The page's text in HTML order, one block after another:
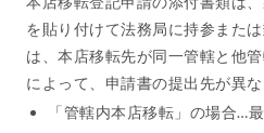
を貼り付けて法務局に持参また
は、本店移転先が同一管轄と他
によって、申請書の提出先が異な
「管轄内本店移転」の場合…